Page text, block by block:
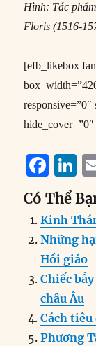
Hình: Tác
Floris (1516-
[efb_likebox
responsive=”0″
F
a
c
e
b
o
o
k
n
k
e
d
I
n
Có Thể
Kinh
Những
Hồi giáo
Chiếc
châu Âu
Cách
Phương